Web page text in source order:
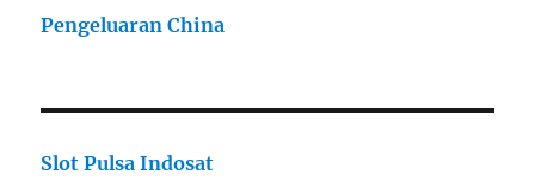
Pengeluaran China
Slot Pulsa Indosat